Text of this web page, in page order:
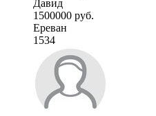
Давид
1500000 руб.
Ереван
1534